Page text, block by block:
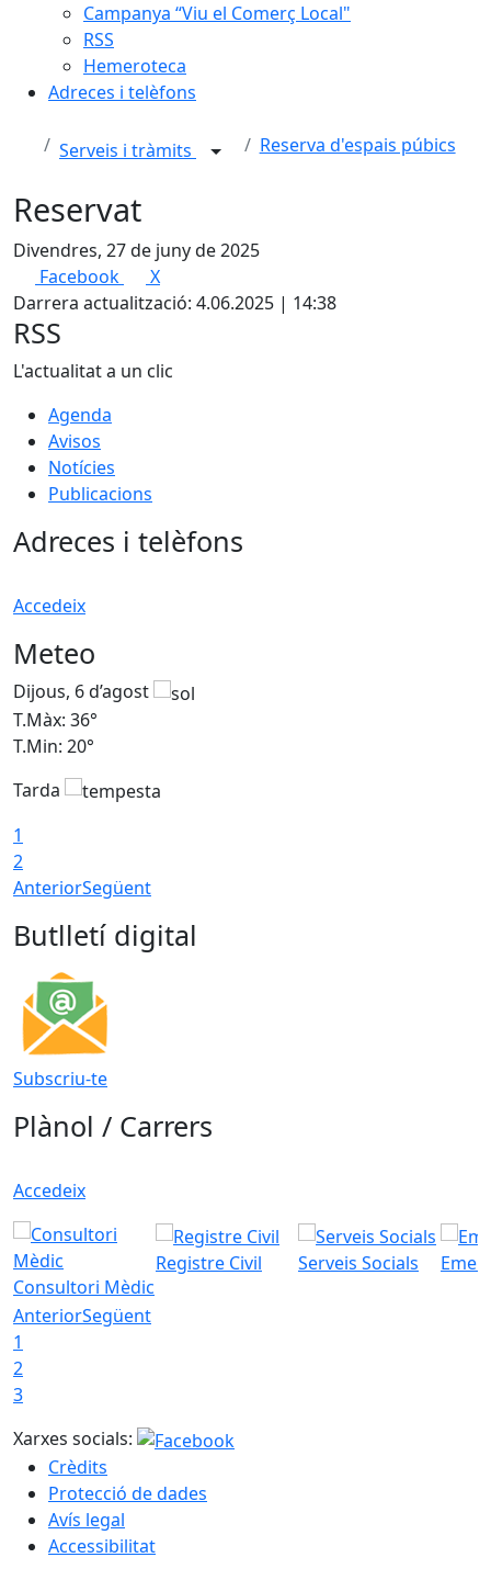
Campanya “Viu el Comerç Local"
RSS
Hemeroteca
Adreces i telèfons
Serveis i tràmits Reserva d'espais púbics
Reservat
Divendres, 27 de juny de 2025
Facebook
X
Darrera actualització: 4.06.2025 | 14:38
RSS
L'actualitat a un clic
Agenda
Avisos
Notícies
Publicacions
Adreces i telèfons
Accedeix
Meteo
Dijous, 6 d’agost
T.Màx: 36°
T.Min: 20°
Tarda
1
2
AnteriorSegüent
Butlletí digital
Subscriu-te
Plànol / Carrers
Accedeix
Consultori Mèdic
Registre Civil Serveis Socials
AnteriorSegüent
1
2
3
Xarxes socials:
Crèdits
Protecció de dades
Avís legal
Accessibilitat